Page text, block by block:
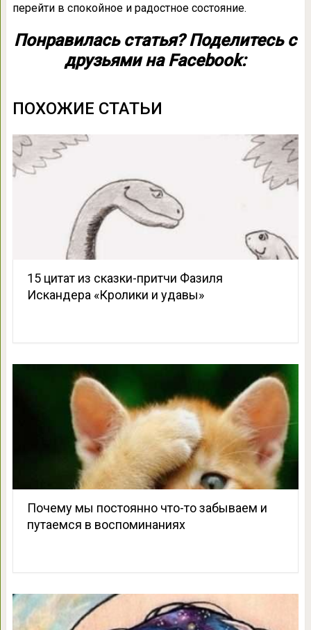
перейти в спокойное и радостное состояние.
Понравилась статья? Поделитесь с
друзьями на Facebook:
ПОХОЖИЕ СТАТЬИ
15 цитат из сказки-притчи Фазиля
Искандера «Кролики и удавы»
Почему мы постоянно что-то забываем и
путаемся в воспоминаниях